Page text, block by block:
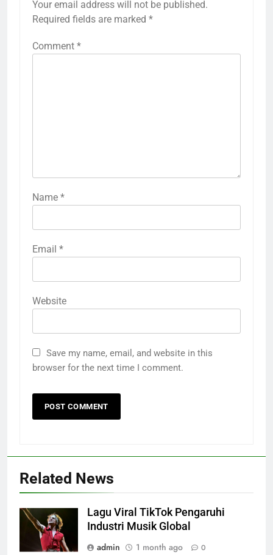
Your email address will not be published.
Required fields are marked *
Comment *
Name *
Email *
Website
Save my name, email, and website in this
browser for the next time I comment.
Related News
Lagu Viral TikTok Pengaruhi
Industri Musik Global
admin
1 month ago 0